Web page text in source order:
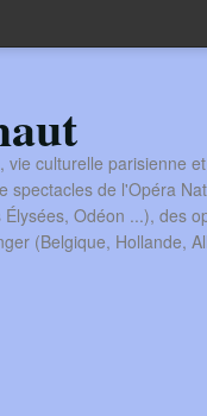
vie culturelle parisienne
spectacles de l'Opéra
Odéon ...), des
(Belgique, Hollande,